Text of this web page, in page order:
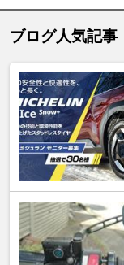
ブログ人気記事